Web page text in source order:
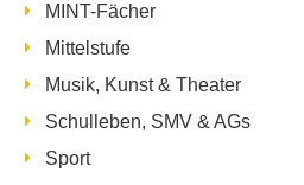
MINT-Fächer
Mittelstufe
Musik, Kunst & Theater
Schulleben, SMV & AGs
Sport